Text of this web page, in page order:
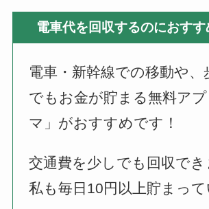
電車代を回収するのにおすす
電車・新幹線での移動や、
でもお金が貯まる無料アプ
マ」がおすすめです！
交通費を少しでも回収で
私も毎日10円以上貯まって